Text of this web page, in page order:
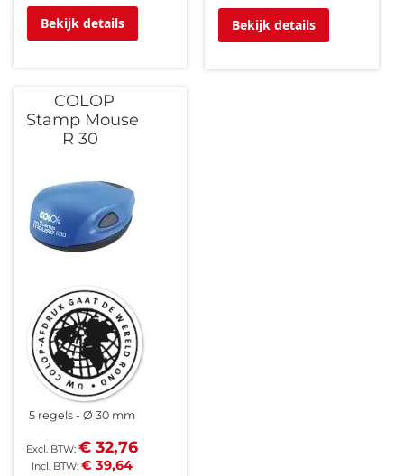
Bekijk details Bekijk details
COLOP
Stamp Mouse
R 30
5 regels Ø 30 mm
€ 39,64
€ 32,76